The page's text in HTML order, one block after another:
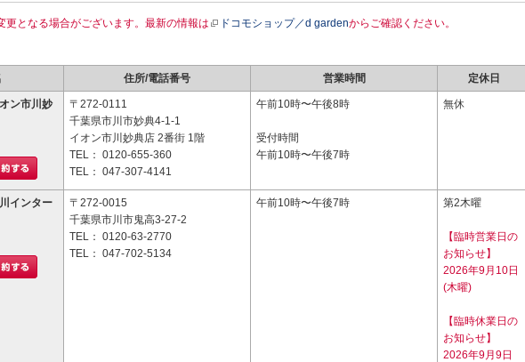
更となる場合がございます。最新の情報は ドコモショップ／d gardenからご確認ください。
住所/電話番号 営業時間 定休日
ン市川妙
〒272-0111
千葉県市川市妙典4-1-1
イオン市川妙典店 2番街 1階
TEL： 0120-655-360
TEL： 047-307-4141
午前10時〜午後8時
受付時間
午前10時〜午後7時
無休
インター
〒272-0015
千葉県市川市鬼高3-27-2
TEL： 0120-63-2770
TEL： 047-702-5134
午前10時〜午後7時 第2木曜
【臨時営業日の
お知らせ】
2026年9月10日
(木曜)
【臨時休業日の
お知らせ】
2026年9月9日